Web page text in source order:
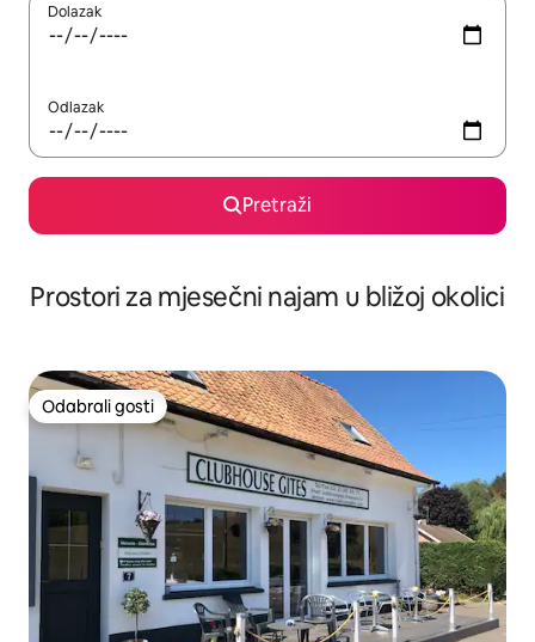
Dolazak
Odlazak
Pretraži
Prostori za mjesečni najam u bližoj okolici
Odabrali gosti
Odabrali gosti